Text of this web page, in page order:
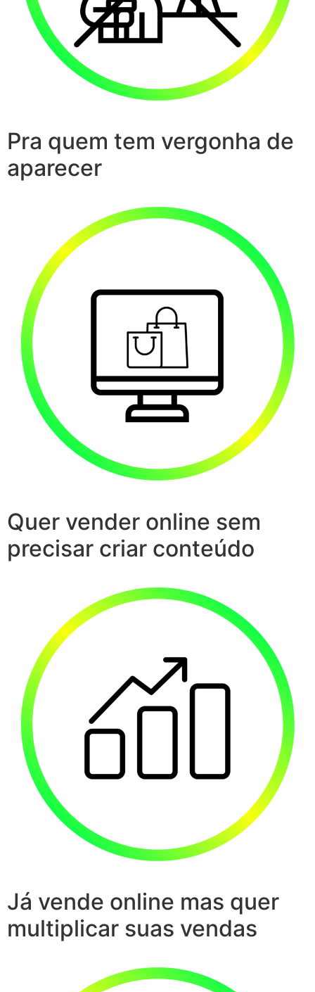
Pra quem tem vergonha de
aparecer
Quer vender online sem
precisar criar conteúdo
Já vende online mas quer
multiplicar suas vendas